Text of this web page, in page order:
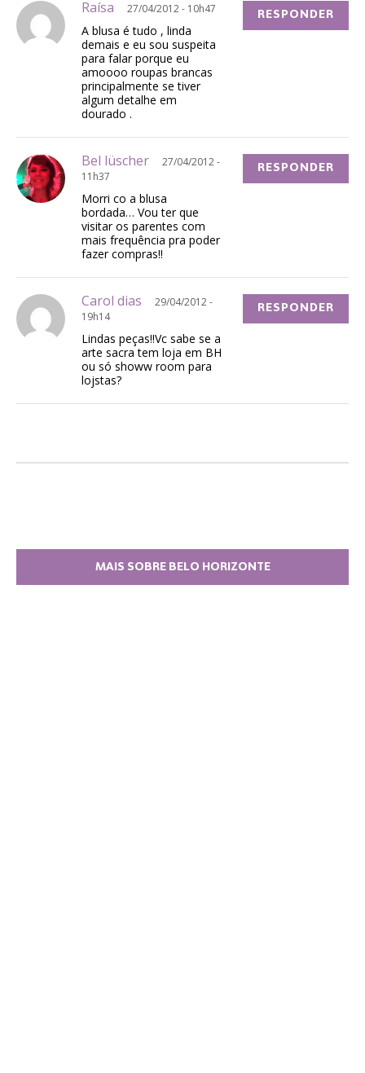
Raísa 27/04/2012 - 10h47
A blusa é tudo , linda
demais e eu sou suspeita
para falar porque eu
amoooo roupas brancas
principalmente se tiver
algum detalhe em
dourado .
RESPONDER
Bel lüscher
27/04/2012 -
11h37
Morri co a blusa
bordada… Vou ter que
visitar os parentes com
mais frequência pra poder
fazer compras!!
RESPONDER
Carol dias
29/04/2012 -
19h14
Lindas peças!!Vc sabe se a
arte sacra tem loja em BH
ou só showw room para
lojstas?
RESPONDER
MAIS SOBRE BELO HORIZONTE